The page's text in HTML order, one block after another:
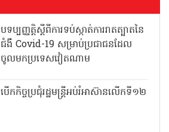
បទប្បញ្ញត្តិស្តីពីការទប់ស្កាត់ការរាតត្បាតនៃ
ជំងឺ Covid-19 សម្រាប់ប្រជាជនដែល
ចូលមកប្រទេសវៀតណាម
បើកកិច្ចប្រជុំរដ្ឋមន្ត្រីអប់រំអាស៊ានលើកទី១២